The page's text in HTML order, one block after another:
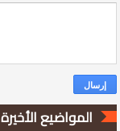
المواضيع الأخيرة